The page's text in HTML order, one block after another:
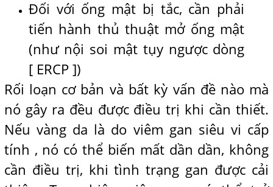
Đối với ống mật bị tắc, cần phải
tiến hành thủ thuật mở ống mật
(như nội soi mật tụy ngược dòng
[ ERCP ])
Rối loạn cơ bản và bất kỳ vấn đề nào mà
nó gây ra đều được điều trị khi cần thiết.
Nếu vàng da là do viêm gan siêu vi cấp
tính , nó có thể biến mất dần dần, không
cần điều trị, khi tình trạng gan được cải